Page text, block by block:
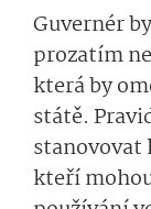
Guvernér
prozatím
která by
státě.
stanovovat
kteří